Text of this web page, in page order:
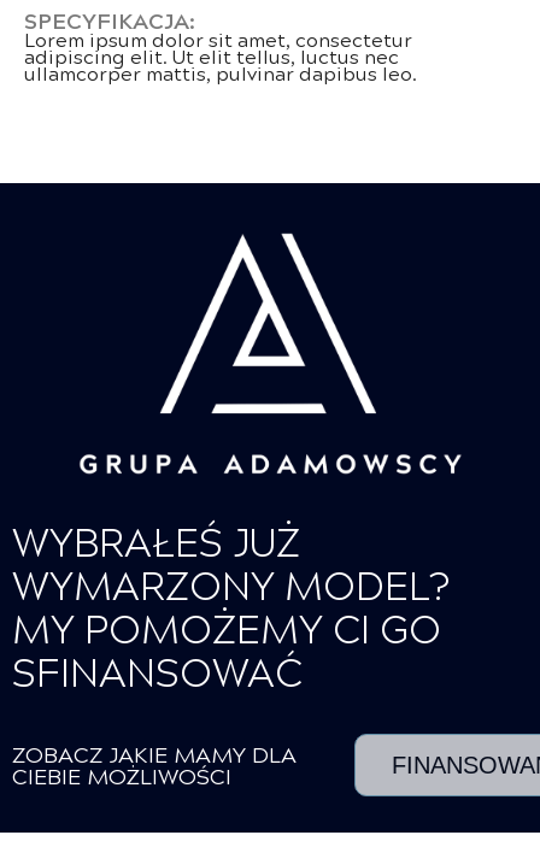
SPECYFIKACJA:
Lorem ipsum dolor sit amet, consectetur
adipiscing elit. Ut elit tellus, luctus nec
ullamcorper mattis, pulvinar dapibus leo.
WYBRAŁEŚ JUŻ
WYMARZONY MODEL?
MY POMOŻEMY CI GO
SFINANSOWAĆ
ZOBACZ JAKIE MAMY DLA
CIEBIE MOŻLIWOŚCI